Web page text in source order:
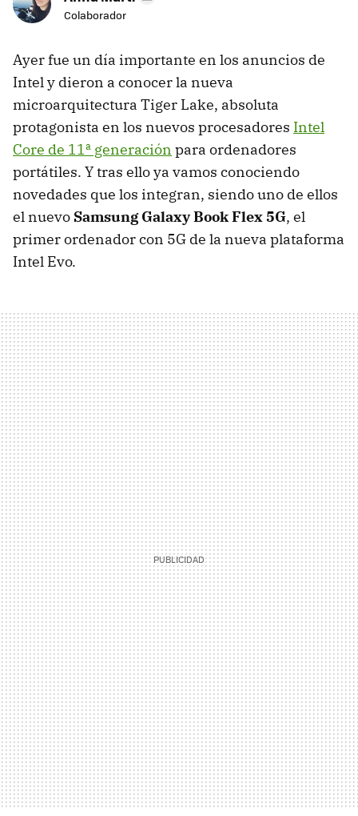
Colaborador
Ayer fue un día importante en los anuncios de
Intel y dieron a conocer la nueva
microarquitectura Tiger Lake, absoluta
protagonista en los nuevos procesadores Intel
Core de 11ª generación para ordenadores
portátiles. Y tras ello ya vamos conociendo
novedades que los integran, siendo uno de ellos
el nuevo Samsung Galaxy Book Flex 5G, el
primer ordenador con 5G de la nueva plataforma
Intel Evo.